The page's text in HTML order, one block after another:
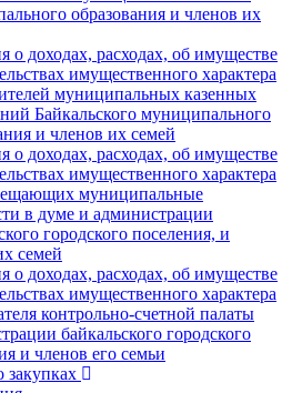
образования и членов их
о доходах, расходах, об имуществе
имущественного характера
муниципальных казенных
Байкальского муниципального
и членов их семей
о доходах, расходах, об имуществе
имущественного характера
муниципальные
в думе и администрации
городского поселения, и
семей
о доходах, расходах, об имуществе
имущественного характера
контрольно-счетной палаты
байкальского городского
и членов его семьи